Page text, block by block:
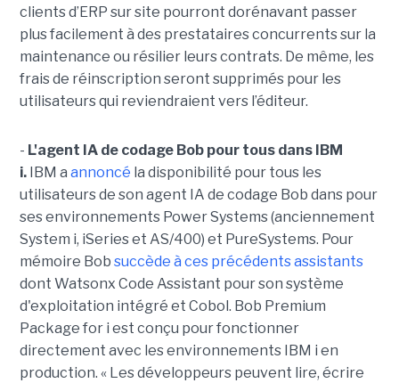
clients d’ERP sur site pourront dorénavant passer
plus facilement à des prestataires concurrents sur la
maintenance ou résilier leurs contrats. De même, les
frais de réinscription seront supprimés pour les
utilisateurs qui reviendraient vers l’éditeur.
- L'agent IA de codage Bob pour tous dans IBM
i.IBM a annoncé la disponibilité pour tous les
utilisateurs de son agent IA de codage Bob dans pour
ses environnements Power Systems (anciennement
System i, iSeries et AS/400) et PureSystems. Pour
mémoire Bob succède à ces précédents assistants
dont Watsonx Code Assistant pour son système
d'exploitation intégré et Cobol. Bob Premium
Package for i est conçu pour fonctionner
directement avec les environnements IBM i en
production. « Les développeurs peuvent lire, écrire